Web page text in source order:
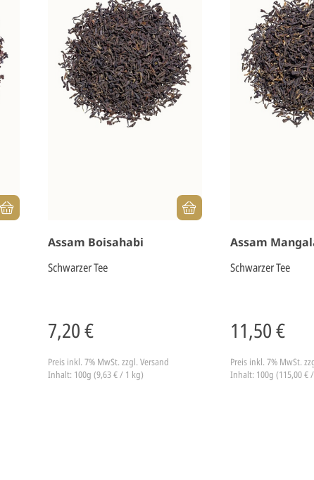
Assam Boisahabi
Schwarzer Tee
7,20 €
Preis inkl. 7% MwSt. zzgl. Versand
Inhalt: 100g (9,63 € / 1 kg)
Assam
Schwarzer Tee
11,50 €
Preis inkl. 7% MwSt.
Inhalt: 100g (115,00 €